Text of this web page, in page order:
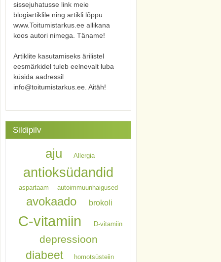
sissejuhatusse link meie
blogiartiklile ning artikli lõppu
www.Toitumistarkus.ee allikana
koos autori nimega. Täname!
Artiklite kasutamiseks ärilistel
eesmärkidel tuleb eelnevalt luba
küsida aadressil
info@toitumistarkus.ee. Aitäh!
Sildipilv
aju Allergia
antioksüdandid
aspartaam autoimmuunhaigused
avokaado brokoli
C-vitamiin D-vitamiin
depressioon
diabeet homotsüsteiin